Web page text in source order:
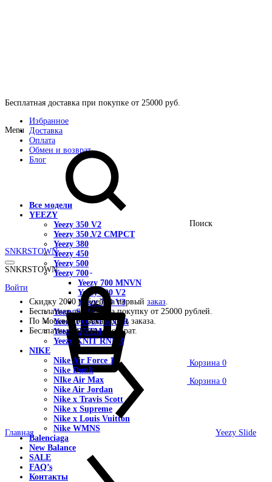
Бесплатная доставка при покупке от 25000 руб.
Избранное
Доставка
Оплата
Обмен и возврат
Блог
Menu
Поиск
SNKRSTOWN
SNKRSTOWN
Войти
Корзина 0
Все модели
YEEZY
Yeezy 350 V2
Yeezy 350 V2 CMPCT
Yeezy 380
Yeezy 450
Yeezy 500
Yeezy 700
Yeezy 700 MNVN
Yeezy 700 V2
Yeezy 700 V3
Yeezy Slide
Yeezy FOAM RNNR
Yeezy QNTM
Yeezy KNIT RNNR
NIKE
Nike Air Force 1
Nike Dunk
NIke Air Max
Nike Air Jordan
Nike x Travis Scott
Nike x Supreme
Nike x Louis Vuitton
Nike WMNS
Balenciaga
New Balance
SALE
FAQ’s
Контакты
Корзина 0
Скидку 2000 рублей на первый заказ.
Бесплатная доставка на покупку от 25000 рублей.
По Москве доставка в день заказа.
Беслпатный обмен и возврат.
Главная Yeezy Slide